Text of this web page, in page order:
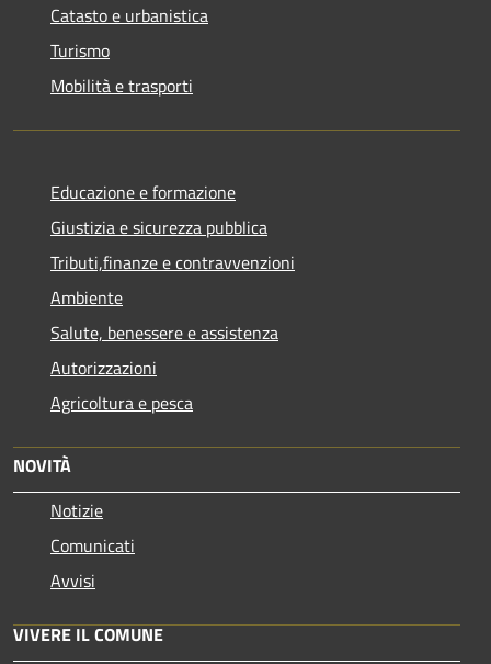
Catasto e urbanistica
Turismo
Mobilità e trasporti
Educazione e formazione
Giustizia e sicurezza pubblica
Tributi,finanze e contravvenzioni
Ambiente
Salute, benessere e assistenza
Autorizzazioni
Agricoltura e pesca
NOVITÀ
Notizie
Comunicati
Avvisi
VIVERE IL COMUNE